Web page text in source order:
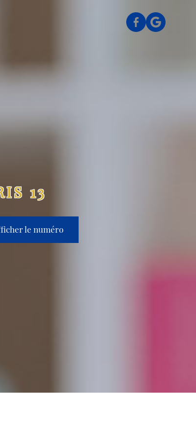
13
le numéro